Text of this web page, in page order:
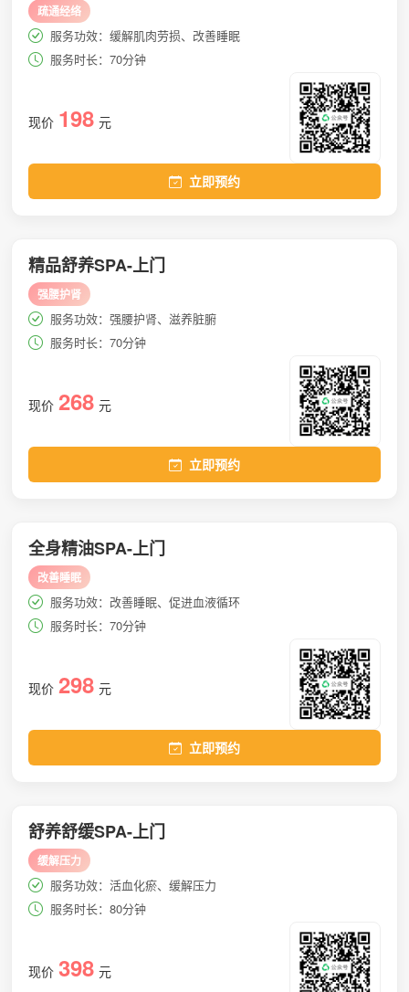
疏通经络
服务功效：缓解肌肉劳损、改善睡眠
服务时长：70分钟
现价 198 元
立即预约
精品舒养SPA-上门
强腰护肾
服务功效：强腰护肾、滋养脏腑
服务时长：70分钟
现价 268 元
立即预约
全身精油SPA-上门
改善睡眠
服务功效：改善睡眠、促进血液循环
服务时长：70分钟
现价 298 元
立即预约
舒养舒缓SPA-上门
缓解压力
服务功效：活血化瘀、缓解压力
服务时长：80分钟
现价 398 元